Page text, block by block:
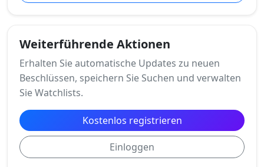
Weiterführende Aktionen
Erhalten Sie automatische Updates zu neuen
Beschlüssen, speichern Sie Suchen und verwalten
Sie Watchlists.
Kostenlos registrieren
Einloggen